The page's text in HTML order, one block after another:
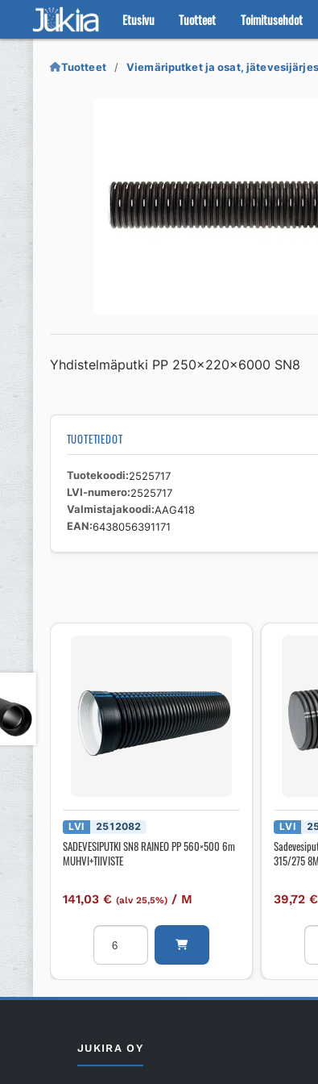
Etusivu Tuotteet Toimitusehdot
Siirry
navigointiin
Siirry
sisältöön
Tuotteet Viemäriputket ja osat,
Yhdistelmäputki PP 250x220x6000 SN8
TUOTETIEDOT
Tuotekoodi 2525717
LVI-numero 2525717
Valmistajakoodi AAG418
EAN 6438056391171
LVI 2512082
SADEVESIPUTKI SN8 RAINEO PP 560×500 6m
MUHVI+TIIVISTE
141,03€ (alv 25,5%) / M
SADEVESIPUTKI
SN8
RAINEO
560x500
LVI
315/275
39,72€
IQ
JUKIRA OY